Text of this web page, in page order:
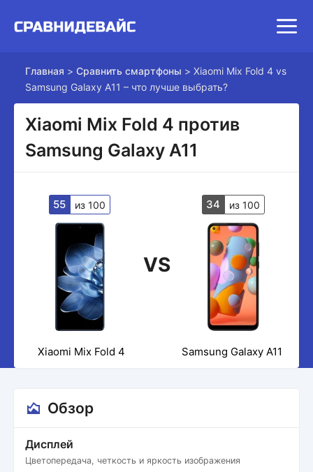
Главная > Сравнить смартфоны > Xiaomi Mix Fold 4 vs
Samsung Galaxy A11 – что лучше выбрать?
Xiaomi Mix Fold 4 против
Samsung Galaxy A11
55 из 100
VS
34 из 100
Xiaomi Mix Fold 4 Samsung Galaxy A11
Обзор
Дисплей
Цветопередача, четкость и яркость изображения